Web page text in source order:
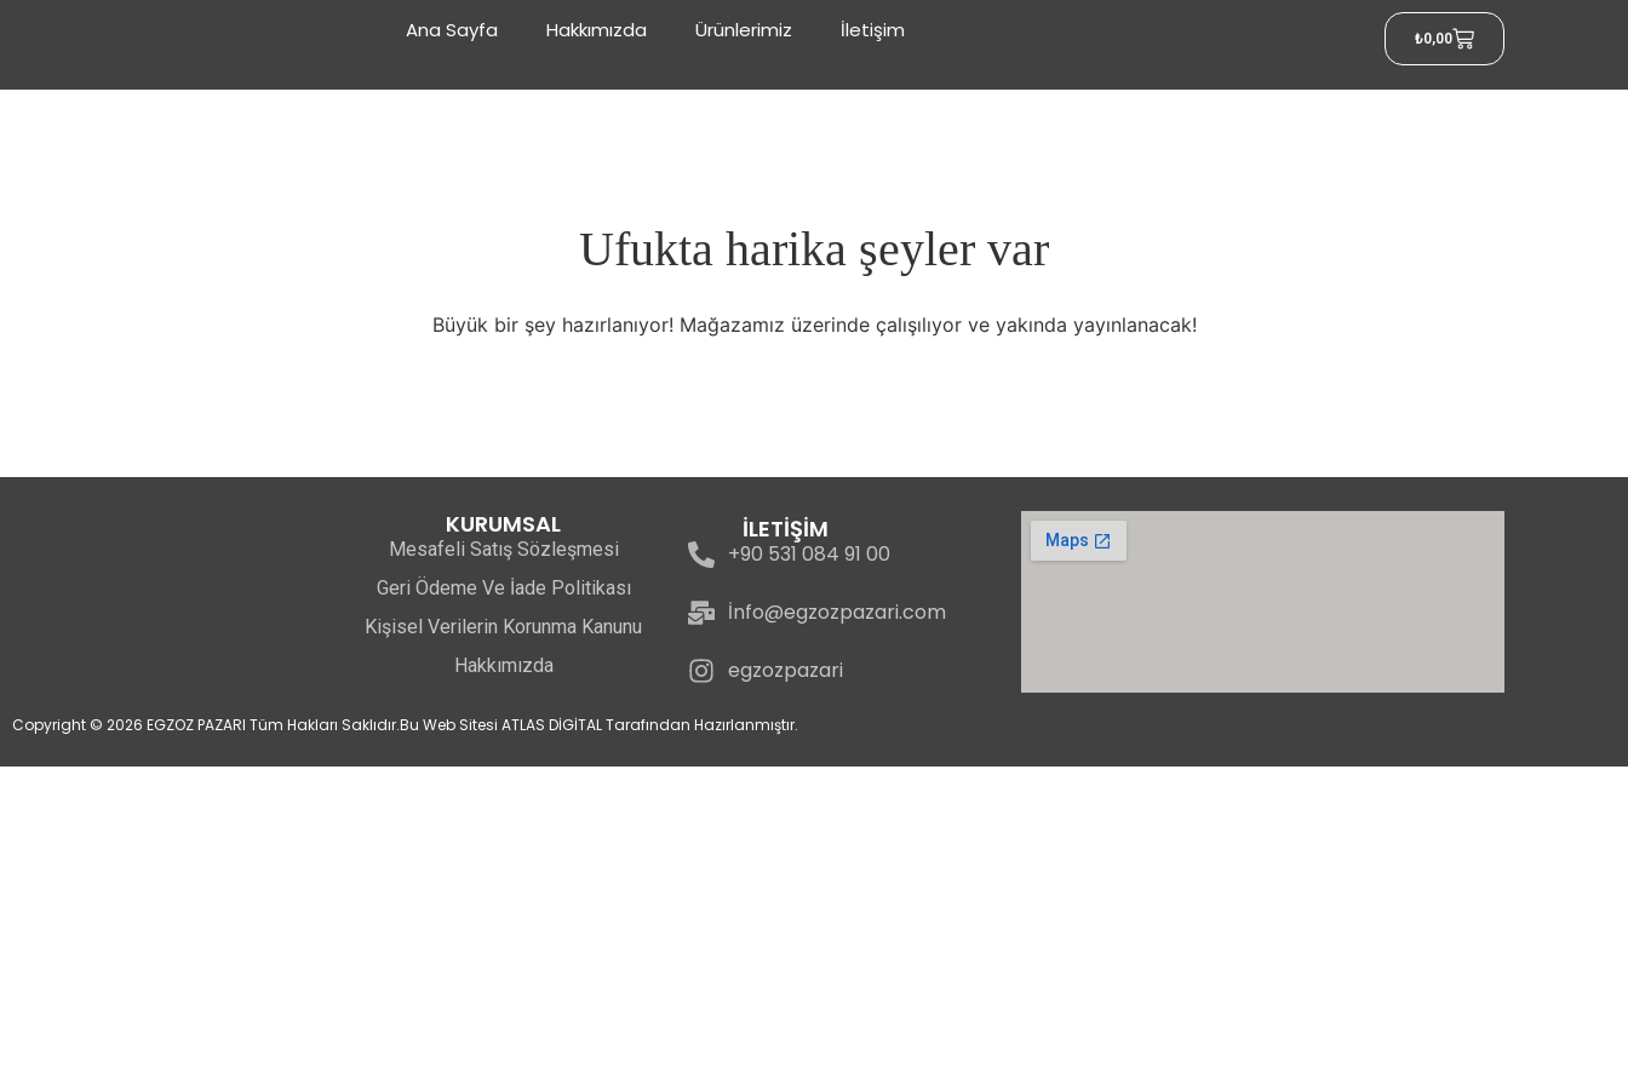
Ana Sayfa Hakkımızda Ürünlerimiz İletişim ₺0,00
Ufukta harika şeyler var
Büyük bir şey hazırlanıyor! Mağazamız üzerinde çalışılıyor ve yakında yayınlanacak!
KURUMSAL
Mesafeli Satış Sözleşmesi
Geri Ödeme Ve İade Politikası
Kişisel Verilerin Korunma Kanunu
Hakkımızda
İLETİŞİM
+90 531 084 91 00
İnfo@egzozpazari.com
egzozpazari
Copyright © 2026 EGZOZ PAZARI Tüm Hakları Saklıdır.Bu Web Sitesi ATLAS DİGİTAL Tarafından Hazırlanmıştır.